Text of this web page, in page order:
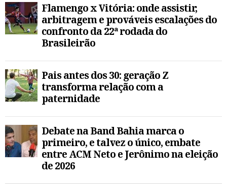
Flamengo x Vitória: onde assistir,
arbitragem e prováveis escalações do
confronto da 22ª rodada do
Brasileirão
Pais antes dos 30: geração Z
transforma relação com a
paternidade
Debate na Band Bahia marca o
primeiro, e talvez o único, embate
entre ACM Neto e Jerônimo na eleição
de 2026